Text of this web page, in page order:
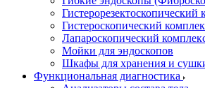
Гистерорезектоскопический
Гистероскопический
Лапароскопический
Мойки для эндоскопов
Шкафы для хранения и
Функциональная диагностика